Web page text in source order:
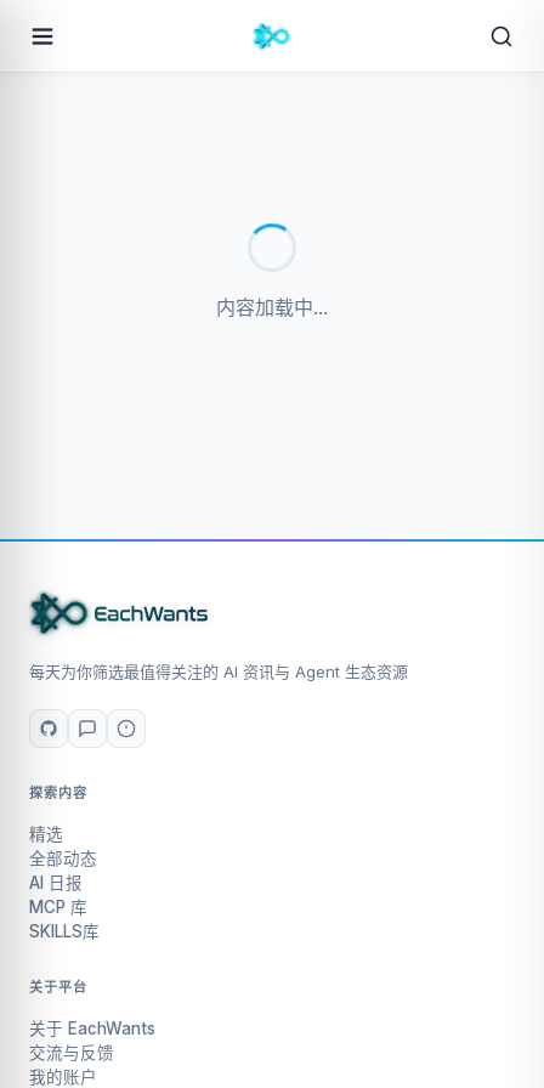
内容加载中...
每天为你筛选最值得关注的 AI 资讯与 Agent 生态资源
探索内容
精选
全部动态
AI 日报
MCP 库
SKILLS库
关于平台
关于 EachWants
交流与反馈
我的账户